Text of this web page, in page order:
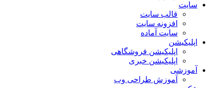
سایت
قالب سایت
افزونه سایت
سایت آماده
اپلیکیشن
اپلیکیشن فروشگاهی
اپلیکیشن خبری
آموزشی
آموزش طراحی وب